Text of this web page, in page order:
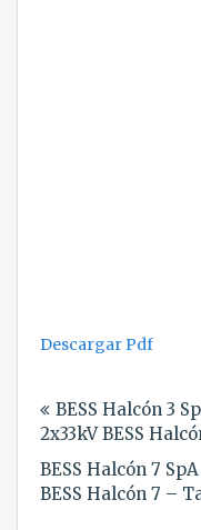
Descargar Pdf
de
entradas
BESS Halcón 3
2x33kV BESS
BESS Halcón 7
BESS Halcón 7 –